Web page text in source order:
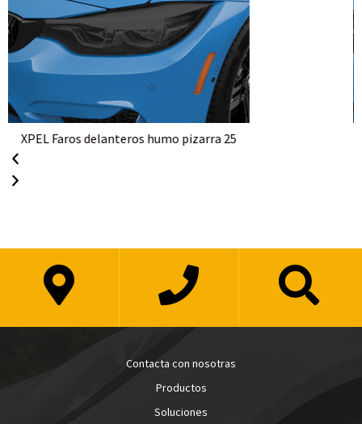
XPEL Faro principal Pizarra Humo 35
Contacta con nosotras
Productos
Soluciones